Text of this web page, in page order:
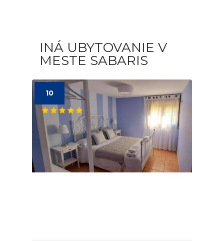
INÁ UBYTOVANIE V
MESTE SABARIS
10